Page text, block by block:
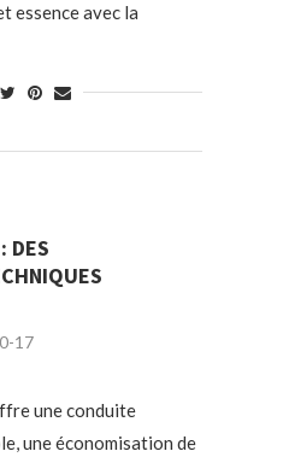
essence avec la
DES
17
une conduite
une économisation de